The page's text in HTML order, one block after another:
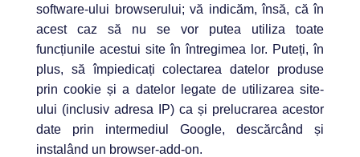
software-ului browserului; vă indicăm, însă, că în
acest caz să nu se vor putea utiliza toate
funcțiunile acestui site în întregimea lor. Puteți, în
plus, să împiedicați colectarea datelor produse
prin cookie și a datelor legate de utilizarea site-
ului (inclusiv adresa IP) ca și prelucrarea acestor
date prin intermediul Google, descărcând și
instalând un browser-add-on.